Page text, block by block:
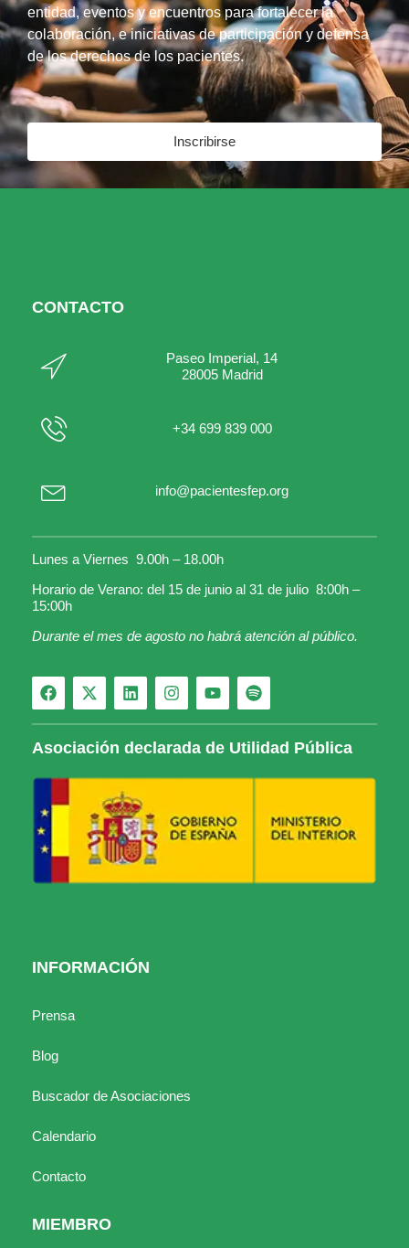
entidad, eventos y encuentros para fortalecer la
colaboración, e iniciativas de participación y defensa
de los derechos de los pacientes.
Inscribirse
CONTACTO
Paseo Imperial, 14
28005 Madrid
+34 699 839 000
info@pacientesfep.org
Lunes a Viernes 9.00h – 18.00h
Horario de Verano: del 15 de junio al 31 de julio 8:00h –
15:00h
Durante el mes de agosto no habrá atención al público.
Asociación declarada de Utilidad Pública
INFORMACIÓN
Prensa
Blog
Buscador de Asociaciones
Calendario
Contacto
MIEMBRO